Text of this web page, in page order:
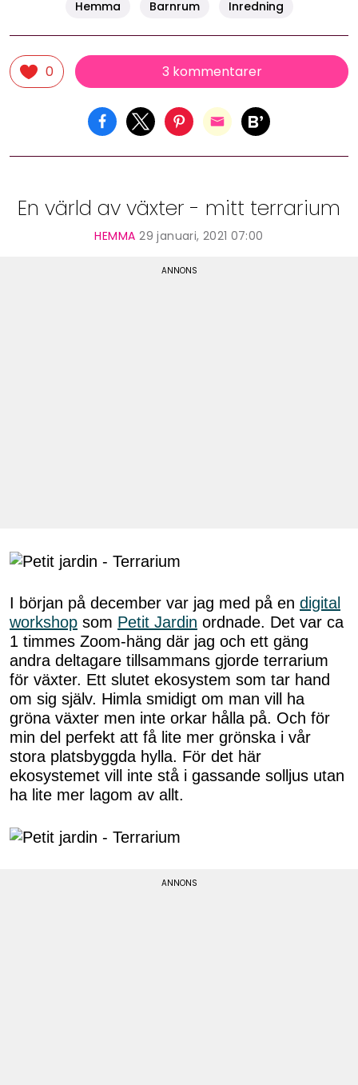
Hemma Barnrum Inredning
0 3 kommentarer
En värld av växter - mitt terrarium
HEMMA 29 januari, 2021 07:00
I början på december var jag med på en digital
workshop som Petit Jardin ordnade. Det var ca
1 timmes Zoom-häng där jag och ett gäng
andra deltagare tillsammans gjorde terrarium
för växter. Ett slutet ekosystem som tar hand
om sig själv. Himla smidigt om man vill ha
gröna växter men inte orkar hålla på. Och för
min del perfekt att få lite mer grönska i vår
stora platsbyggda hylla. För det här
ekosystemet vill inte stå i gassande solljus utan
ha lite mer lagom av allt.